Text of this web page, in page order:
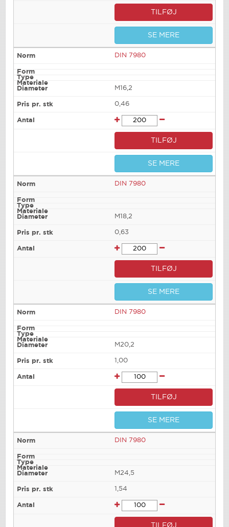
TILFØJ
SE MERE
DIN 7980
M16,2
0,46
TILFØJ
SE MERE
DIN 7980
M18,2
0,63
TILFØJ
SE MERE
DIN 7980
M20,2
1,00
TILFØJ
SE MERE
DIN 7980
M24,5
1,54
TILFØJ